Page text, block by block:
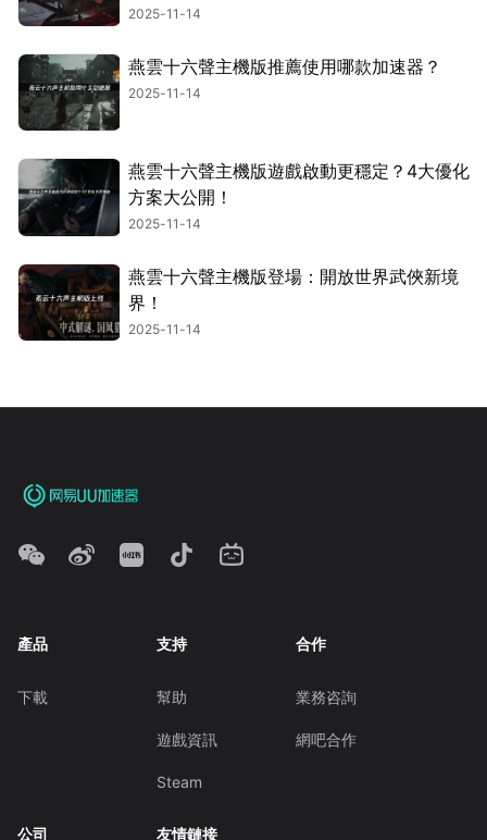
2025-11-14
燕雲十六聲主機版推薦使用哪款加速器？
2025-11-14
燕雲十六聲主機版遊戲啟動更穩定？4大優化
方案大公開！
2025-11-14
燕雲十六聲主機版登場：開放世界武俠新境
界！
2025-11-14
產品
下載
支持
幫助
遊戲資訊
Steam
合作
業務咨詢
網吧合作
公司 友情鏈接